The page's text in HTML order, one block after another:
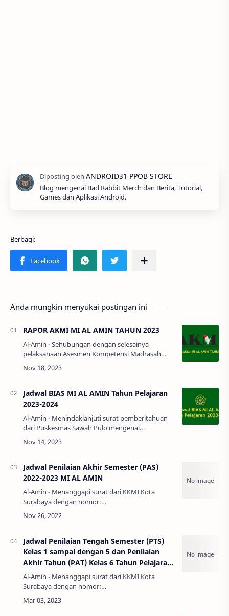
Blog mengenai Bad Rabbit Merch dan Berita, Tutorial,
Games dan Aplikasi Android.
Anda mungkin menyukai postingan ini
RAPOR AKMI MI AL AMIN TAHUN 2023
Al-Amin - Sehubungan dengan selesainya
pelaksanaan Asesmen Kompetensi Madrasah
Indonesia (AKMI) tahun 2023, maka lembaga dan
peserta didik yang telah sukses melaksanak…
Jadwal BIAS MI AL AMIN Tahun Pelajaran
2023-2024
Al-Amin - Menindaklanjuti surat pemberitahuan
dari Puskesmas Sawah Pulo mengenai
pelaksanaan BIAS tahap kedua di MI AL AMIN
tahun 2023. Yang akan dilaksanakan unt…
Jadwal Penilaian Akhir Semester (PAS)
2022-2023 MI AL AMIN
Al-Amin - Menanggapi surat dari KKMI Kota
Surabaya dengan nomor:
0143/KKMI/20.23/XI/2022 mengenai pelaksanaan
Penilaian Akhir Semester (PAS) Semester Ganjil
Jadwal Penilaian Tengah Semester (PTS)
Kelas 1 sampai dengan 5 dan Penilaian
Akhir Tahun (PAT) Kelas 6 Tahun Pelajaran
2022-2023 MI AL AMIN
Al-Amin - Menanggapi surat dari KKMI Kota
Surabaya dengan nomor:
044/KKMI/20.23/II/2023 mengenai pelaksanaan
Penilaian Tengah Semester (PTS) Kelas 1 sampai